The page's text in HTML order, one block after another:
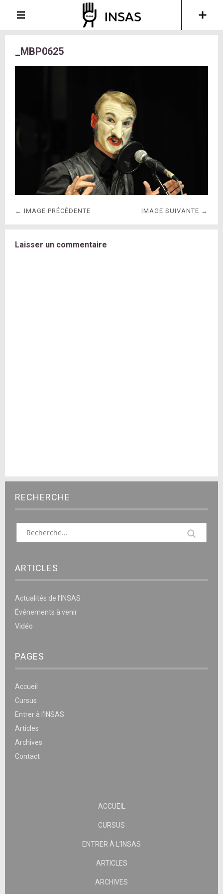
_MBP0625
← IMAGE PRÉCÉDENTE IMAGE SUIVANTE →
Laisser un commentaire
RECHERCHE
ARTICLES
Actualités de l’INSAS
Événements à venir
Vidéo
PAGES
Accueil
Cursus
Entrer à l’INSAS
Articles
Archives
Contact
ACCUEIL
CURSUS
ENTRER À L’INSAS
ARTICLES
ARCHIVES